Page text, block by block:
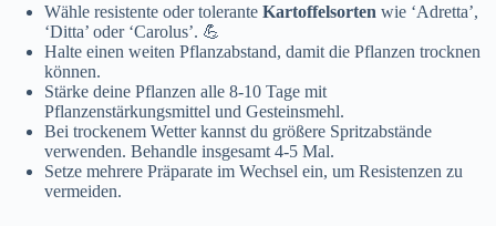
Wähle resistente oder tolerante Kartoffelsorten wie ‘Adretta’,
‘Ditta’ oder ‘Carolus’. 💪
Halte einen weiten Pflanzabstand, damit die Pflanzen trocknen
können.
Stärke deine Pflanzen alle 8-10 Tage mit
Pflanzenstärkungsmittel und Gesteinsmehl.
Bei trockenem Wetter kannst du größere Spritzabstände
verwenden. Behandle insgesamt 4-5 Mal.
Setze mehrere Präparate im Wechsel ein, um Resistenzen zu
vermeiden.